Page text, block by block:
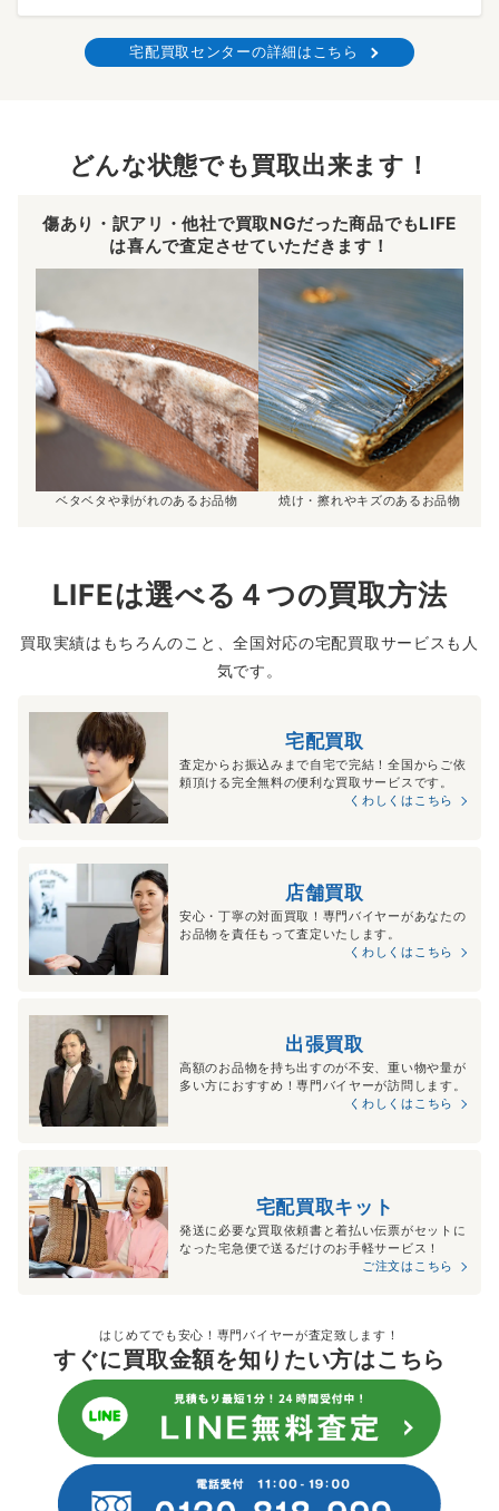
宅配買取センターの詳細はこちら
どんな状態でも買取出来ます！
傷あり・訳アリ・他社で買取NGだった商品でもLIFE
は喜んで査定させていただきます！
ベタベタや剥がれのあるお品物 焼け・擦れやキズのあるお品物
LIFEは選べる４つの買取方法
買取実績はもちろんのこと、全国対応の宅配買取サービスも人
気です。
宅配買取
査定からお振込みまで自宅で完結！全国からご依
頼頂ける完全無料の便利な買取サービスです。
くわしくはこちら
店舗買取
安心・丁寧の対面買取！専門バイヤーがあなたの
お品物を責任もって査定いたします。
くわしくはこちら
出張買取
高額のお品物を持ち出すのが不安、重い物や量が
多い方におすすめ！専門バイヤーが訪問します。
くわしくはこちら
宅配買取キット
発送に必要な買取依頼書と着払い伝票がセットに
なった宅急便で送るだけのお手軽サービス！
ご注文はこちら
はじめてでも安心！専門バイヤーが査定致します！
すぐに買取金額を知りたい方はこちら